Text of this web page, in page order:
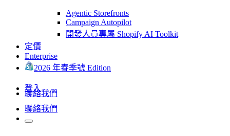
Agentic Storefronts
Campaign Autopilot
開發人員專屬 Shopify AI Toolkit
定價
Enterprise
2026 年春季號 Edition
登入
聯絡我們
聯絡我們